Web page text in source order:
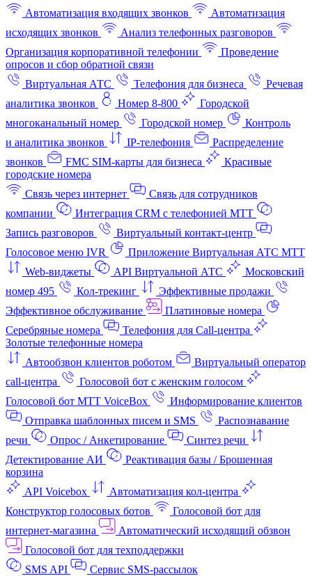
Автоматизация входящих звонков
Автоматизация
исходящих звонков
Анализ телефонных разговоров
Организация корпоративной телефонии
Проведение
опросов и сбор обратной связи
Виртуальная АТС
Телефония для бизнеса
Речевая
аналитика звонков
Номер 8-800
Городской
многоканальный номер
Городской номер
Контроль
и аналитика звонков
IP-телефония
Распределение
звонков
FMC SIM-карты для бизнеса
Красивые
городские номера
Связь через интернет
Связь для сотрудников
компании
Интеграция CRM с телефонией МТТ
Запись разговоров
Виртуальный контакт‑центр
Голосовое меню IVR
Приложение Виртуальная АТС МТТ
Web-виджеты
API Виртуальной АТС
Московский
номер 495
Кол-трекинг
Эффективные продажи
Эффективное обслуживание
Платиновые номера
Серебряные номера
Телефония для Call-центра
Золотые телефонные номера
Автообзвон клиентов роботом
Виртуальный оператор
call-центра
Голосовой бот с женским голосом
Голосовой бот МТТ VoiceBox
Информирование клиентов
Отправка шаблонных писем и SMS
Распознавание
речи
Опрос / Анкетирование
Синтез речи
Детектирование АИ
Реактивация базы / Брошенная
корзина
API Voicebox
Автоматизация кол‑центра
Конструктор голосовых ботов
Голосовой бот для
интернет‑магазина
Автоматический исходящий обзвон
Голосовой бот для техподдержки
SMS API
Сервис SMS-рассылок